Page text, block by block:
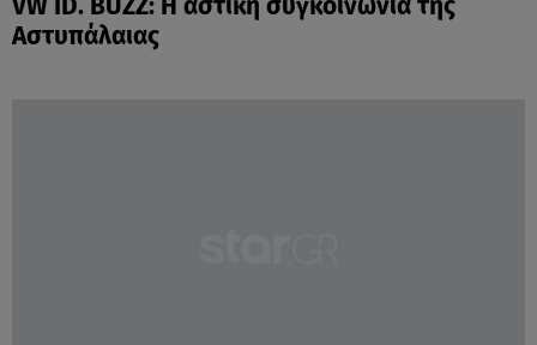
VW ID. BUZZ: Η αστική συγκοινωνία της
Αστυπάλαιας